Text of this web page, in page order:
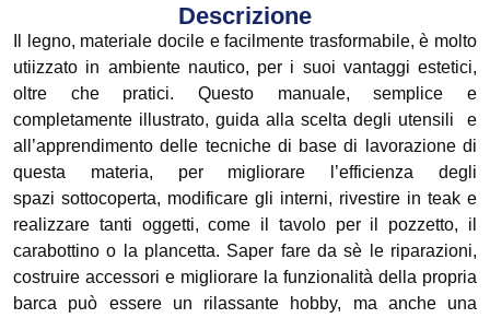
Descrizione
Il legno, materiale docile e facilmente trasformabile, è molto
utiizzato in ambiente nautico, per i suoi vantaggi estetici,
oltre che pratici. Questo manuale, semplice e
completamente illustrato, guida alla scelta degli utensili e
all’apprendimento delle tecniche di base di lavorazione di
questa materia, per migliorare l’efficienza degli
spazi sottocoperta, modificare gli interni, rivestire in teak e
realizzare tanti oggetti, come il tavolo per il pozzetto, il
carabottino o la plancetta. Saper fare da sè le riparazioni,
costruire accessori e migliorare la funzionalità della propria
barca può essere un rilassante hobby, ma anche una